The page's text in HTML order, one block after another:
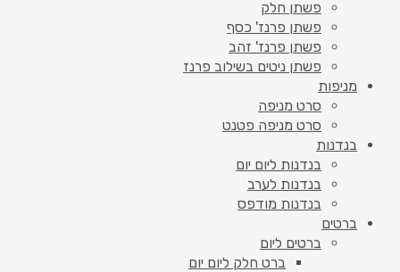
פשתן חלק
פשתן פרנז' כסף
פשתן פרנז' זהב
פשתן ניטים בשילוב פרנז
מניפות
סרט מניפה
סרט מניפה פטנט
בנדנות
בנדנות ליום יום
בנדנות לערב
בנדנות מודפס
ברטים
ברטים ליום
ברט חלק ליום יום